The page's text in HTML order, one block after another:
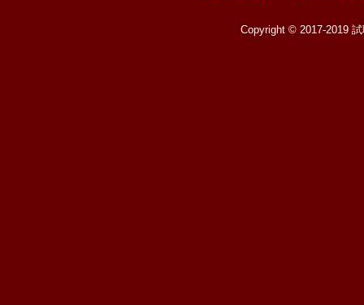
Copyright © 2017-2019